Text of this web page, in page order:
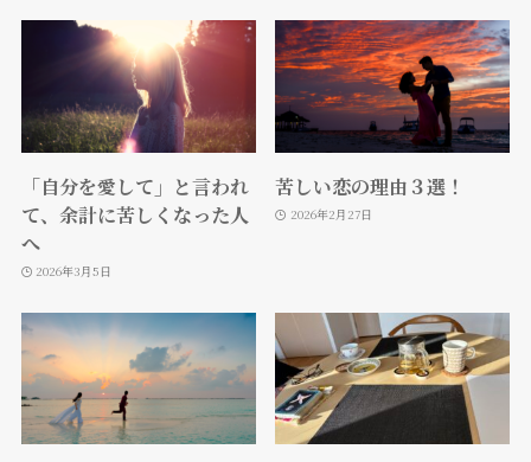
「自分を愛して」と言われ
て、余計に苦しくなった人
へ
2026年3月5日
苦しい恋の理由３選！
2026年2月27日